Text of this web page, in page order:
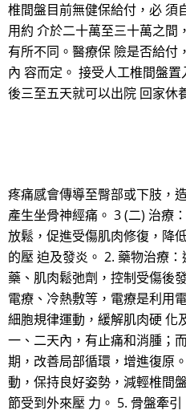
椎間盤目前無健保給付，必 須
用約 介於二十萬至三十萬之間
有所不同。醫療保 險是否給付
內 容而定。 接受人工椎間盤
後三至五天就可以出院 回家休
疼痛感會傳導至臀部或下肢，
產生坐骨神經痛。 3 (二) 治療
放鬆，促進受傷肌肉修復，降
的壓 迫及發炎。 2. 藥物治療
藥、肌肉鬆弛劑，控制受傷後
電療、冷熱敷等，電療是利用
細胞規律運動，緩解肌肉硬 化
一、二天內，有止痛和消腫；
期，改善局部循環，增進復原
動，保持良好姿勢，減輕椎間
節受到外來壓 力。 5. 骨盤牽